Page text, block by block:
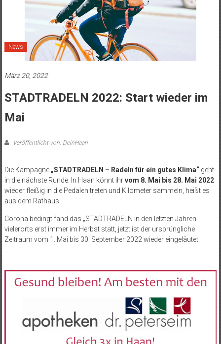
News
März 20, 2022
STADTRADELN 2022: Start wieder im
Mai
Veröffentlicht von: DeinHaan
Die Kampagne „STADTRADELN – Radeln für ein gutes Klima“geht
in die nächste Runde. In Haan könnt ihrvom 8. Mai bis 28. Mai 2022
wieder fleißig in die Pedalen treten und Kilometer sammeln, heißt es
aus dem Rathaus.
Corona bedingt fand das „STADTRADELN in den letzten Jahren
vielerorts erst immer im Herbst statt, jetzt ist der ursprüngliche
Zeitraum vom 1. Mai bis 30. September 2022 wieder eingeläutet.